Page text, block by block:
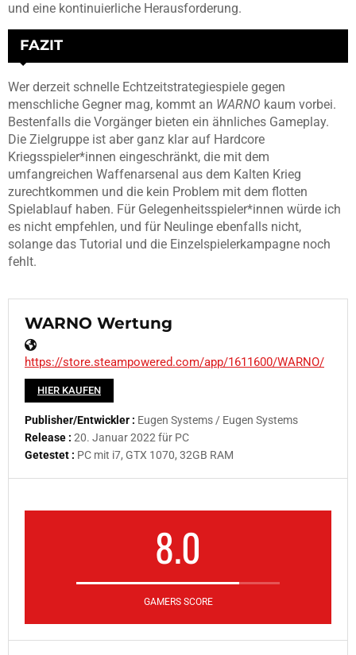
und eine kontinuierliche Herausforderung.
FAZIT
Wer derzeit schnelle Echtzeitstrategiespiele gegen
menschliche Gegner mag, kommt an WARNO kaum vorbei.
Bestenfalls die Vorgänger bieten ein ähnliches Gameplay.
Die Zielgruppe ist aber ganz klar auf Hardcore
Kriegsspieler*innen eingeschränkt, die mit dem
umfangreichen Waffenarsenal aus dem Kalten Krieg
zurechtkommen und die kein Problem mit dem flotten
Spielablauf haben. Für Gelegenheitsspieler*innen würde ich
es nicht empfehlen, und für Neulinge ebenfalls nicht,
solange das Tutorial und die Einzelspielerkampagne noch
fehlt.
WARNO Wertung
https://store.steampowered.com/app/1611600/WARNO/
HIER KAUFEN
Publisher/Entwickler : Eugen Systems / Eugen Systems
Release : 20. Januar 2022 für PC
Getestet : PC mit i7, GTX 1070, 32GB RAM
8.0
GAMERS SCORE